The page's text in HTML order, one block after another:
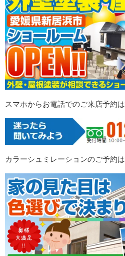
スマホからお電話でのご来店予約は
カラーシュミレーションのご予約は